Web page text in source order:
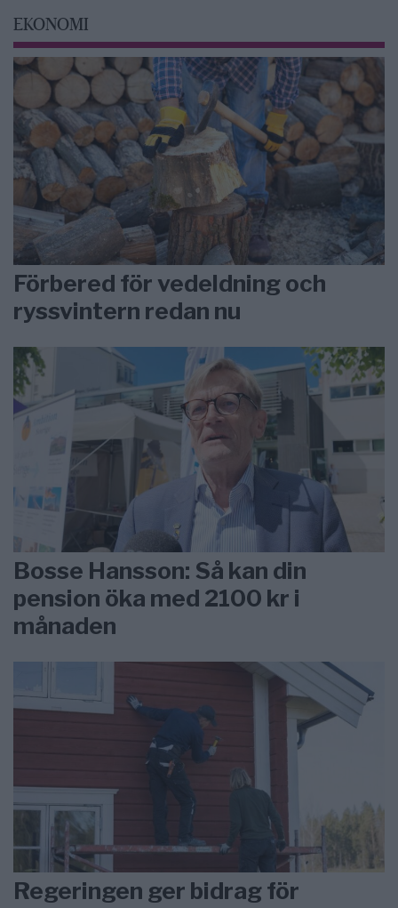
EKONOMI
Förbered för vedeldning och
ryssvintern redan nu
Bosse Hansson: Så kan din
pension öka med 2100 kr i
månaden
Regeringen ger bidrag för